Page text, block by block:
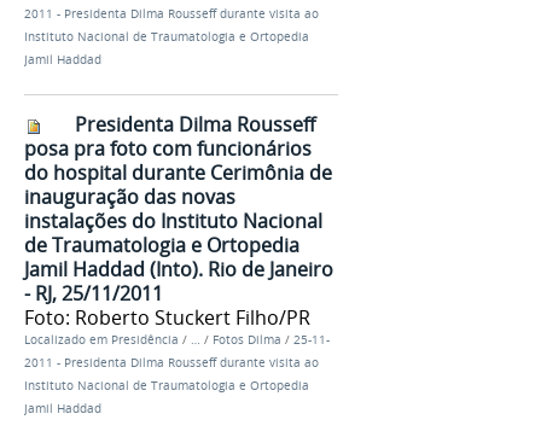
2011 - Presidenta Dilma Rousseff durante visita ao
Instituto Nacional de Traumatologia e Ortopedia
Jamil Haddad
Presidenta Dilma Rousseff
posa pra foto com funcionários
do hospital durante Cerimônia de
inauguração das novas
instalações do Instituto Nacional
de Traumatologia e Ortopedia
Jamil Haddad (Into). Rio de Janeiro
- RJ, 25/11/2011
Foto: Roberto Stuckert Filho/PR
Localizado em Presidência / / Fotos Dilma / 25-11-
2011 - Presidenta Dilma Rousseff durante visita ao
Instituto Nacional de Traumatologia e Ortopedia
Jamil Haddad